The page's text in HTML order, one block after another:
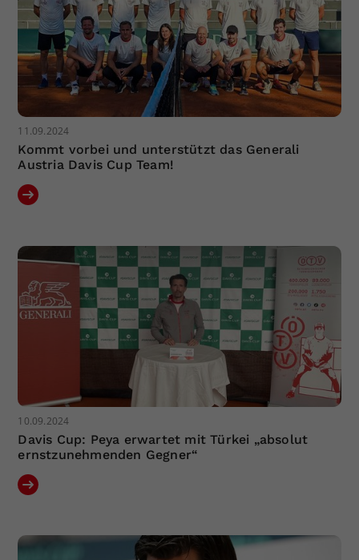
11.09.2024
Kommt vorbei und unterstützt das Generali
Austria Davis Cup Team!
10.09.2024
Davis Cup: Peya erwartet mit Türkei „absolut
ernstzunehmenden Gegner“